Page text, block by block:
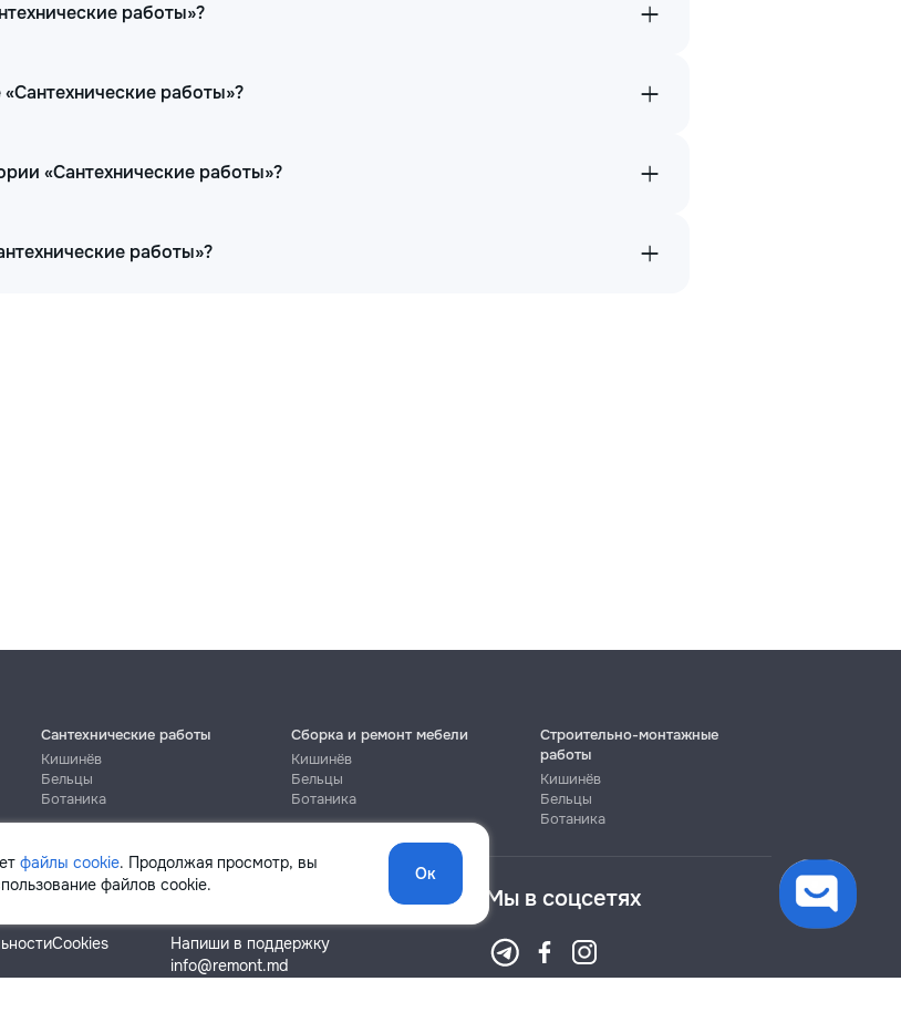
работы»?
работы»?
«Сантехнические работы»?
работы»?
файлы cookie. Продолжая просмотр, вы
файлов cookie.
Ок
Сантехнические работы
Кишинёв
Бельцы
Ботаника
Сборка и ремонт мебели
Кишинёв
Бельцы
Ботаника
Строительно-монтажные
работы
Кишинёв
Бельцы
Ботаника
Cookies
Помощь
Напиши в поддержку
info@remont.md
Мы в соцсетях